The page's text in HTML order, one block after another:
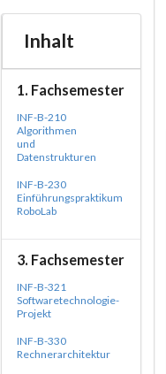
Inhalt
1. Fachsemester
INF-B-210
Algorithmen
und
Datenstrukturen
INF-B-230
Einführungspraktikum
RoboLab
3. Fachsemester
INF-B-321
Softwaretechnologie-
Projekt
INF-B-330
Rechnerarchitektur